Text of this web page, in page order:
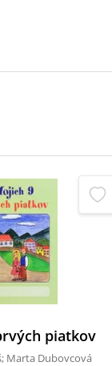
piatkov
Marta Dubovcová